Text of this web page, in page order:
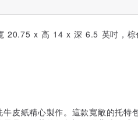
20.75 x 高 14 x 深 6.5 英吋，棕
皮紙精心製作。這款寬敞的托特